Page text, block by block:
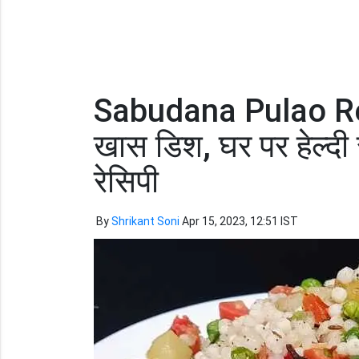
Sabudana Pulao
खास डिश, घर पर हेल्दी
रेसिपी
ByShrikant Soni Apr 15, 2023, 12:51 IST